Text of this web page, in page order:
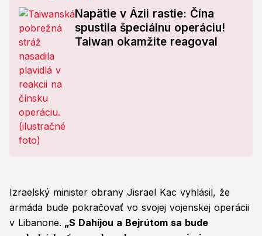
Napätie v Ázii rastie: Čína
spustila špeciálnu operáciu!
Taiwan okamžite reagoval
Izraelský minister obrany Jisrael Kac vyhlásil, že
armáda bude pokračovať vo svojej vojenskej operácii
v Libanone. „S Dahíjou a Bejrútom sa bude